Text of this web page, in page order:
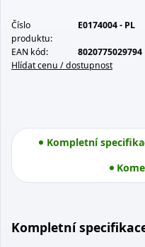
Číslo
produktu:
E0174004 - PL
EAN kód:
8020775029794
Hlídat cenu / dostupnost
Kompletní
Kompletní